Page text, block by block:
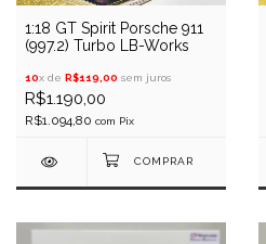
1:18 GT Spirit Porsche 911
(997.2) Turbo LB-Works
10x de R$119,00 sem juros
R$1.190,00
R$1.094,80 com Pix